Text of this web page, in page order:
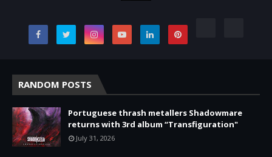
RANDOM POSTS
Portuguese thrash metallers Shadowmare
returns with 3rd album “Transfiguration"
July 31, 2026